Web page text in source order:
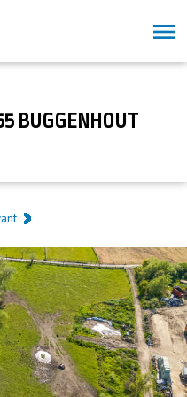
BUGGENHOUT